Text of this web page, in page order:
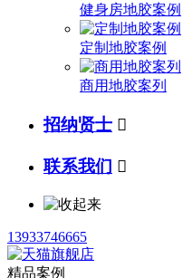
健身房地胶案例
定制地胶案例
商用地胶案列
招纳贤士 
联系我们 
13933746665
精品案例